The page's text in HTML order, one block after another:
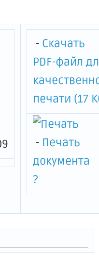
- Скачать
PDF-файл
печати (17
- Печать
документа
?